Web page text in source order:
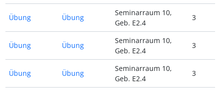
Übung Übung
Seminarraum 10,
Geb. E2.4
3
Übung Übung
Seminarraum 10,
Geb. E2.4
3
Übung Übung
Seminarraum 10,
Geb. E2.4
3